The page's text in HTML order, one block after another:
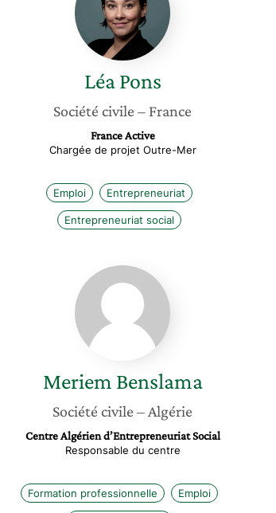
Léa Pons
Société civile – France
France Active
Chargée de projet Outre-Mer
Emploi Entrepreneuriat
Entrepreneuriat social
Meriem
Benslama
Meriem Benslama
Société civile – Algérie
Centre Algérien d’Entrepreneuriat Social
Responsable du centre
Formation professionnelle Emploi